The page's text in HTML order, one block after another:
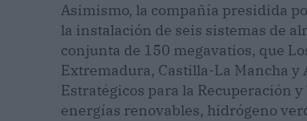
Asimismo, la compañía presidida
la instalación de seis sistemas de
conjunta de 150 megavatios, que
Extremadura, Castilla-La Mancha y
Estratégicos para la Recuperación
energías renovables, hidrógeno